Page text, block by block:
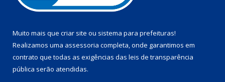
Muito mais que criar site ou sistema para prefeituras!
Realizamos uma assessoria completa, onde garantimos em
contrato que todas as exigências das leis de transparência
pública serão atendidas.